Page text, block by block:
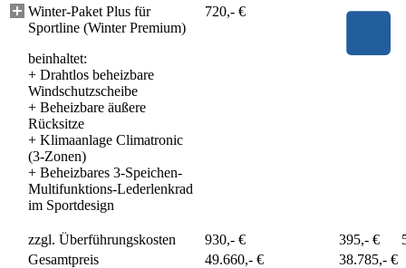
Winter-Paket Plus für
Sportline (Winter Premium)
beinhaltet:
+ Drahtlos beheizbare
Windschutzscheibe
+ Beheizbare äußere
Rücksitze
+ Klimaanlage Climatronic
(3-Zonen)
+ Beheizbares 3-Speichen-
Multifunktions-Lederlenkrad
im Sportdesign
720,- €
zzgl. Überführungskosten 930,- € 395,- €
Gesamtpreis
49.660,- €
38.785,- €